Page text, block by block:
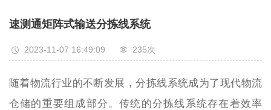
速测通矩阵式输送分拣线系统
2023-11-07 16:49:09 235次
随着物流行业的不断发展，分拣线系统成为了现代物流
仓储的重要组成部分。传统的分拣线系统存在着效率